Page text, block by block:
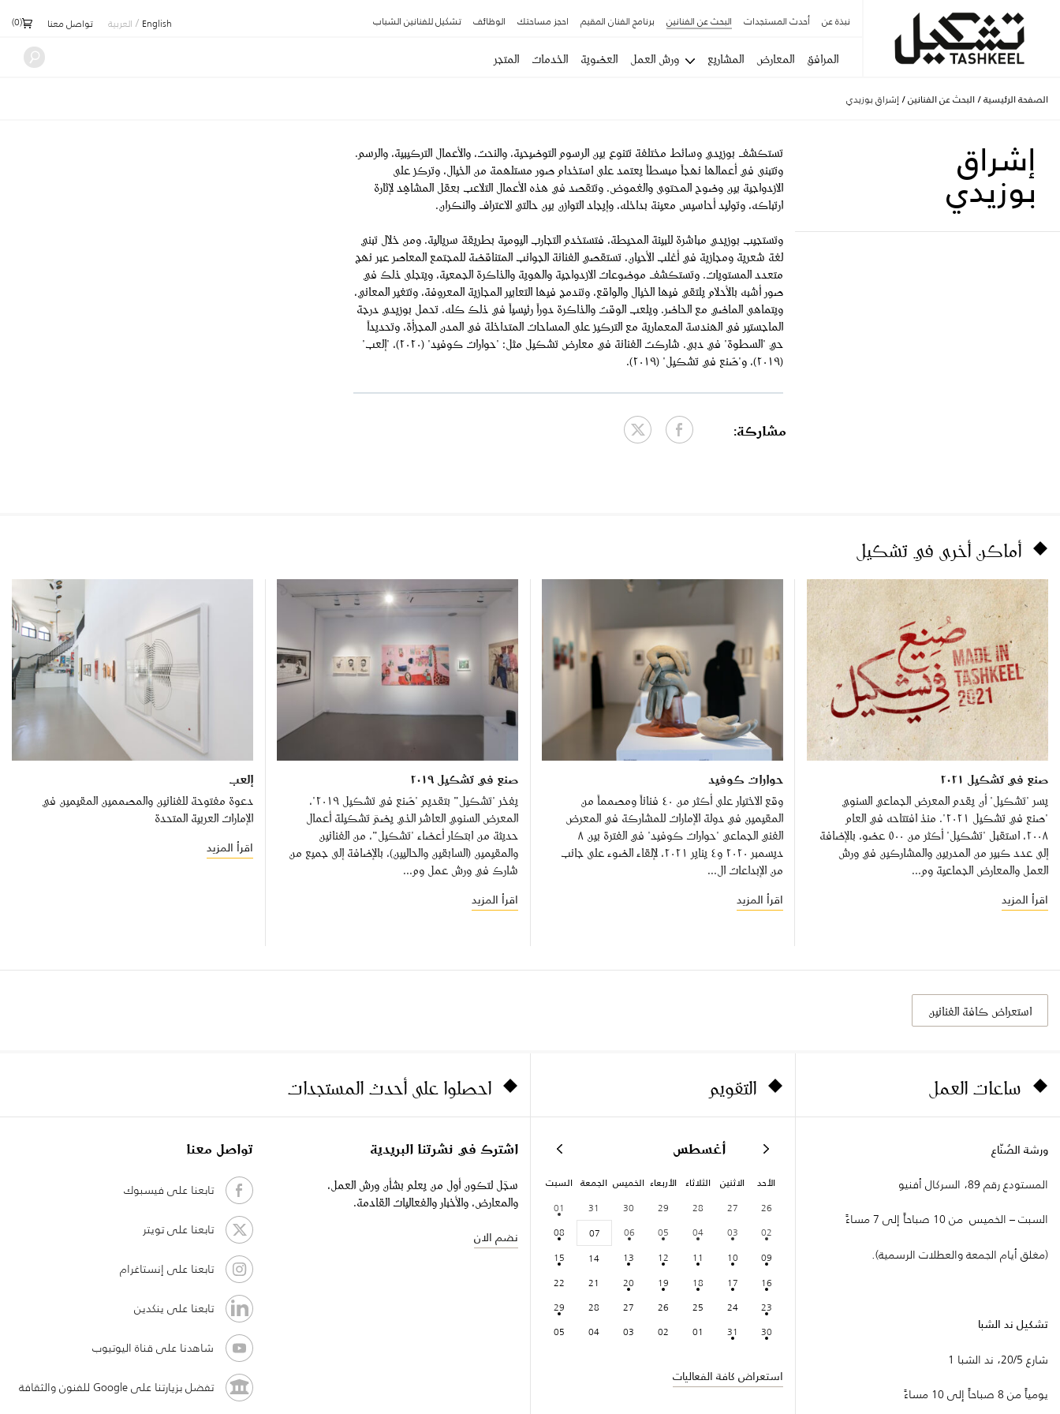
نبذة عن أحدث المستجدات البحث عن الفنانين برنامج الفنان المقيم احجز مساحتك الوظائف تشكيل للفنانين الشباب English
/ العربية تواصل معنا (
0
)
المرافق المعارض المشاريع ورش العمل العضوية الخدمات المتجر
الصفحة الرئيسية / البحث عن الفنانين / إشراق بوزيدي
إشراق
بوزيدي
تستكشف بوزيدي وسائط مختلفة تتنوع بين الرسوم التوضيحية، والنحت، والأعمال التركيبية، والرسم.
وتتبنى في أعمالها نهجاً مبسطاً يعتمد على استخدام صور مستلهمة من الخيال، وتركز على
الازدواجية بين وضوح المحتوى والغموض. وتتقصد في هذه الأعمال التلاعب بعقل المشاهِد لإثارة
ارتباكه، وتوليد أحاسيس معينة بداخله، وإيجاد التوازن بين حالتي الاعتراف والنكران.
وتستجيب بوزيدي مباشرة للبيئة المحيطة، فتستخدم التجارب اليومية بطريقة سريالية. ومن خلال تبني
لغة شعرية ومجازية في أغلب الأحيان، تستقصي الفنانة الجوانب المتناقضة للمجتمع المعاصر عبر نهج
متعدد المستويات. وتستكشف موضوعات الازدواجية والهوية والذاكرة الجمعية، ويتجلى ذلك في
صور أشبه بالأحلام يلتقي فيها الخيال والواقع، وتندمج فيها التعابير المجازية المعروفة، وتتغير المعاني،
ويتماهى الماضي مع الحاضر. ويلعب الوقت والذاكرة دوراً رئيسياً في ذلك كله. تحمل بوزيدي درجة
الماجستير في الهندسة المعمارية مع التركيز على المساحات المتداخلة في المدن المجزأة، وتحديداً
حيّ "السطوة" في دبي. شاركت الفنانة في معارض تشكيل مثل: "حوارات كوفيد" (٢٠٢٠)، "إلعب"
(٢٠١٩)، و"صُنع في تشكيل" (٢٠١٩).
مشاركة:
أماكن أخرى في تشكيل
صنع في تشكيل ٢٠٢١
يسر "تشكيل" أن يقدم المعرض الجماعي السنوي
"صنع في تشكيل ٢٠٢١". منذ افتتاحه في العام
٢٠٠٨، استقبل "تشكيل" أكثر من ٥٠٠ عضو، بالإضافة
إلى عدد كبير من المدربين والمشاركين في ورش
العمل والمعارض الجماعية وم...
اقرأ المزيد
حوارات كوفيد
وقع الاختيار على أكثر من ٤٠ فناناً ومصمماً من
المقيمين في دولة الإمارات للمشاركة في المعرض
الفني الجماعي "حوارات كوفيد" في الفترة بين ٨
ديسمبر ٢٠٢٠ و٤ يناير ٢٠٢١، لإلقاء الضوء على جانب
من الإبداعات ال...
اقرأ المزيد
صنع في تشكيل ٢٠١٩
يفخر "تشكيل” بتقديم "صُنع في تشكيل ٢٠١٩"،
المعرض السنوي العاشر الذي يضمّ تشكيلة أعمال
حديثة من ابتكار أعضاء "تشكيل”، من الفنانين
والمقيمين (السابقين والحاليين)، بالإضافة إلى جميع من
شارك في ورش عمل وم...
اقرأ المزيد
إلعب
دعوة مفتوحة للفنانين والمصممين المقيمين في
الإمارات العربية المتحدة
اقرأ المزيد
استعراض كافة الفنانين
ساعات العمل
ورشة الصُنّاع
المستودع رقم 89، السركال أفنيو
السبت – الخميس من 10 صباحاً إلى 7 مساءً
(مغلق أيام الجمعة والعطلات الرسمية).
تشكيل ند الشبا
شارع 20/5، ند الشبا 1
يومياً من 8 صباحاً إلى 10 مساءً
التقويم
أغسطس
الأحد الاثنين الثلاثاء الأربعاء الخميس الجمعة السبت
26
27
28
29
30
31
01
02
03
04
05
06
07
08
09
10
11
12
13
14
15
16
17
18
19
20
21
22
23
24
25
26
27
28
29
30
31
01
02
03
04
05
استعراض كافة الفعاليات
احصلوا على أحدث المستجدات
اشترك في نشرتنا البريدية
سجّل لتكون أول من يعلم بشأن ورش العمل،
والمعارض، والأخبار والفعاليات القادمة.
نضم الان
تواصل معنا
تابعنا على فيسبوك
تابعنا على تويتر
تابعنا على إنستاغرام
تابعنا على ينكدين
شاهدنا على قناة اليوتيوب
تفضل بزيارتنا على Google للفنون والثقافة